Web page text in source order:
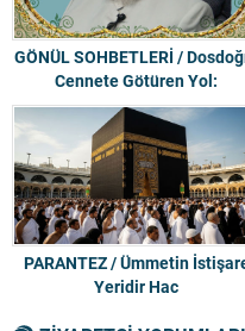
GÖNÜL SOHBETLERİ /
Cennete Götüren Yol:
Peygamberimizin -sav-
Sünnetine uymak
PARANTEZ / Ümmetin
Yeridir Hac